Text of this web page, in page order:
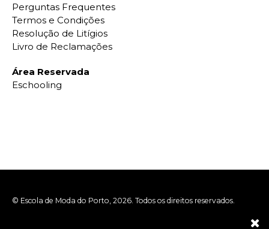
Perguntas Frequentes
Termos e Condições
Resolução de Litígios
Livro de Reclamações
Área Reservada
Eschooling
© Escola de Moda do Porto, 2026. Todos os direitos reservados.